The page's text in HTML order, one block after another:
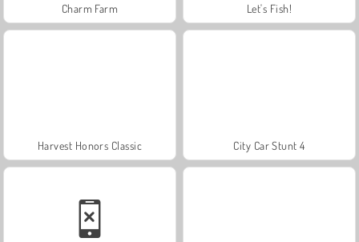
Charm Farm Let's Fish!
Harvest Honors Classic City Car Stunt 4